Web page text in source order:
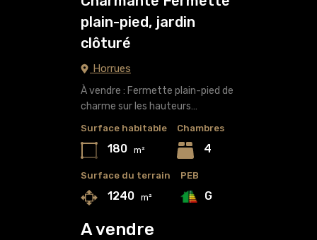
plain-pied, jardin
clôturé
Horrues
À vendre : Fermette plain-pied de
charme sur les hauteurs…
Surface habitable
180 m²
Chambres
4
Surface du terrain
1240 m²
PEB
G
A vendre